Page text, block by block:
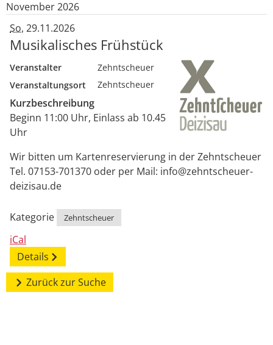
November 2026
So, 29.11.2026
Musikalisches Frühstück
Veranstalter
Zehntscheuer
Veranstaltungsort
Zehntscheuer
Kurzbeschreibung
Beginn 11:00 Uhr, Einlass ab 10.45
Uhr
Wir bitten um Kartenreservierung in der Zehntscheuer
Tel. 07153-701370 oder per Mail: info@zehntscheuer-
deizisau.de
Kategorie Zehntscheuer
iCal
Details
Zurück zur Suche